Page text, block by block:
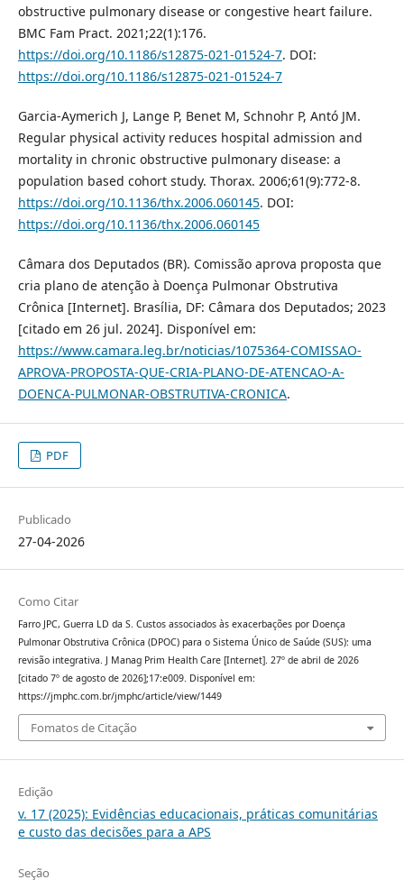
obstructive pulmonary disease or congestive heart failure.
BMC Fam Pract. 2021;22(1):176.
https://doi.org/10.1186/s12875-021-01524-7. DOI:
https://doi.org/10.1186/s12875-021-01524-7
Garcia-Aymerich J, Lange P, Benet M, Schnohr P, Antó JM.
Regular physical activity reduces hospital admission and
mortality in chronic obstructive pulmonary disease: a
population based cohort study. Thorax. 2006;61(9):772-8.
https://doi.org/10.1136/thx.2006.060145. DOI:
https://doi.org/10.1136/thx.2006.060145
Câmara dos Deputados (BR). Comissão aprova proposta que
cria plano de atenção à Doença Pulmonar Obstrutiva
Crônica [Internet]. Brasília, DF: Câmara dos Deputados; 2023
[citado em 26 jul. 2024]. Disponível em:
https://www.camara.leg.br/noticias/1075364-COMISSAO-
APROVA-PROPOSTA-QUE-CRIA-PLANO-DE-ATENCAO-A-
DOENCA-PULMONAR-OBSTRUTIVA-CRONICA.
PDF
Publicado
27-04-2026
Como Citar
Farro JPC, Guerra LD da S. Custos associados às exacerbações por Doença
Pulmonar Obstrutiva Crônica (DPOC) para o Sistema Único de Saúde (SUS): uma
revisão integrativa. J Manag Prim Health Care [Internet]. 27º de abril de 2026
[citado 7º de agosto de 2026];17:e009. Disponível em:
https://jmphc.com.br/jmphc/article/view/1449
Fomatos de Citação
Edição
v. 17 (2025): Evidências educacionais, práticas comunitárias
e custo das decisões para a APS
Seção